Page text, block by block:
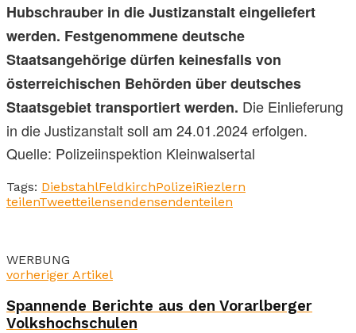
Hubschrauber in die Justizanstalt eingeliefert
werden. Festgenommene deutsche
Staatsangehörige dürfen keinesfalls von
österreichischen Behörden über deutsches
Staatsgebiet transportiert werden. Die Einlieferung
in die Justizanstalt soll am 24.01.2024 erfolgen.
Quelle: Polizeiinspektion Kleinwalsertal
Tags: DiebstahlFeldkirchPolizeiRiezlern
teilenTweetteilensendensendenteilen
WERBUNG
vorheriger Artikel
Spannende Berichte aus den Vorarlberger
Volkshochschulen